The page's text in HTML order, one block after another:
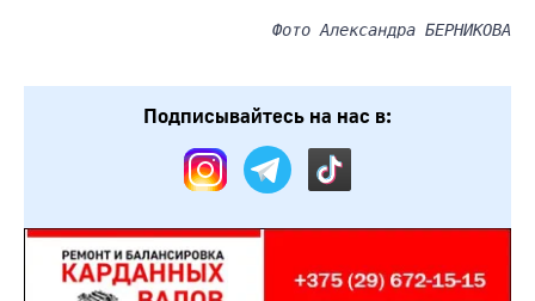
Фото Александра БЕРНИКОВА
Подписывайтесь на нас в: